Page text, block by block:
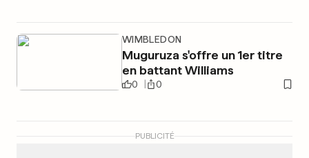
WIMBLEDON
Muguruza s'offre un 1er titre
en battant Williams
0 0
PUBLICITÉ